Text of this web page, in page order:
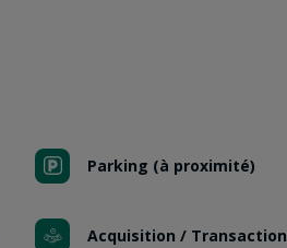
Parking (à proximité)
Acquisition / Transaction